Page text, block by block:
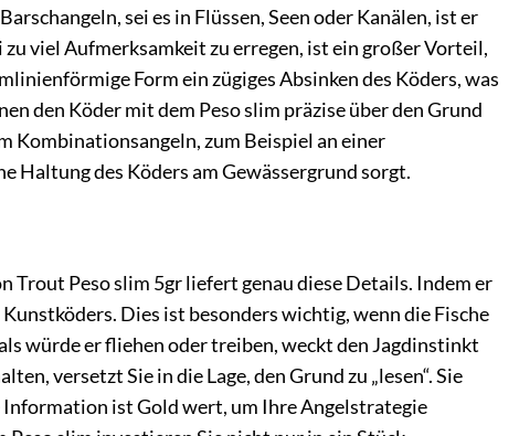
sei es in Flüssen, Seen oder Kanälen, ist er
viel Aufmerksamkeit zu erregen, ist ein großer Vorteil,
Form ein zügiges Absinken des Köders, was
den Köder mit dem Peso slim präzise über den Grund
Kombinationsangeln, zum Beispiel an einer
Haltung des Köders am Gewässergrund sorgt.
Trout Peso slim 5gr liefert genau diese Details. Indem er
Dies ist besonders wichtig, wenn die Fische
würde er fliehen oder treiben, weckt den Jagdinstinkt
versetzt Sie in die Lage, den Grund zu „lesen“. Sie
ist Gold wert, um Ihre Angelstrategie